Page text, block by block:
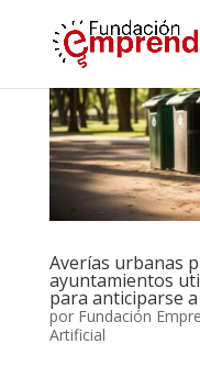
Averías urbanas
ayuntamientos
para anticiparse
por Fundación
Artificial